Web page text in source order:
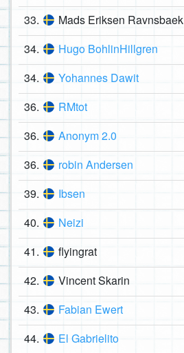
33. Mads Eriksen Ravnsbaek
34. Hugo BohlinHillgren
34. Yohannes Dawit
36. RMtot
36. Anonym 2.0
36. robin Andersen
39. Ibsen
40. Neizi
41. flyingrat
42. Vincent Skarin
43. Fabian Ewert
44. El Gabrielito